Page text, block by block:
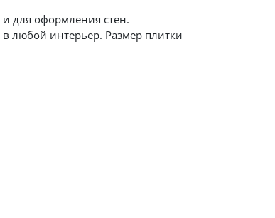
и для оформления стен.
любой интерьер. Размер плитки